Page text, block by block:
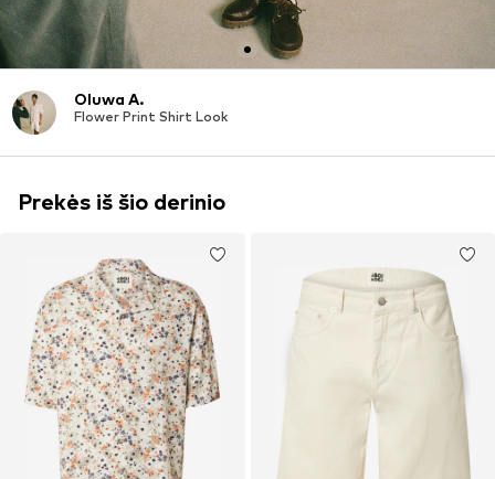
Oluwa A.
Flower Print Shirt Look
Prekės iš šio derinio